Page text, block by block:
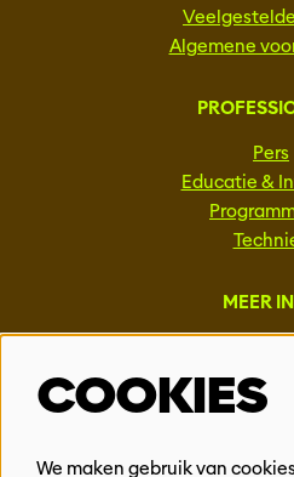
Algemene
Pers
Educatie &
MEER
Events &
COOKIES
We maken gebruik van